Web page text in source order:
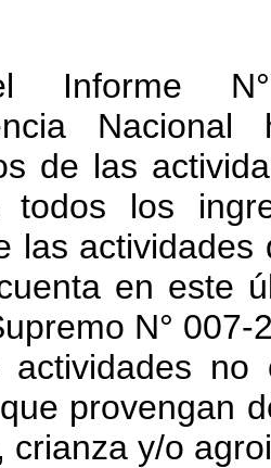
Informe N°
de las
todos los
las
en este
N°
no
provengan
crianza y/o